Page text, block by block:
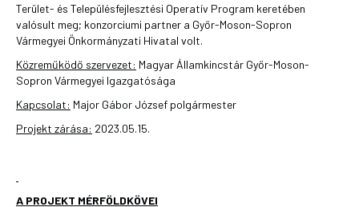
Terület- és Településfejlesztési Operatív Program keretében
valósult meg; konzorciumi partner a Győr-Moson-Sopron
Vármegyei Önkormányzati Hivatal volt.
Közreműködő szervezet: Magyar Államkincstár Győr-Moson-
Sopron Vármegyei Igazgatósága
Kapcsolat: Major Gábor József polgármester
Projekt zárása: 2023.05.15.
A PROJEKT MÉRFÖLDKÖVEI